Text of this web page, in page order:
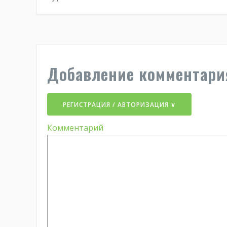
Добавление
РЕГИСТРАЦИЯ / АВТОРИЗАЦИЯ ∨
Комментарий